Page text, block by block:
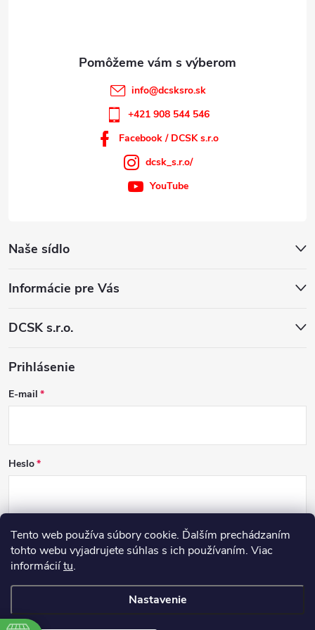
Tento web používa súbory cookie. Ďalším prechádzaním
tohto webu vyjadrujete súhlas s ich používaním. Viac
informáciítu.
Nastavenie
Naše sídlo
Informácie pre Vás
DCSK s.r.o.
info@dcsksro.sk
+421 908 544 546
Facebook / DCSK s.r.o
dcsk_s.r.o/
YouTube
Prihlásenie
E-mail
Heslo
PRIHLÁSIŤ SA